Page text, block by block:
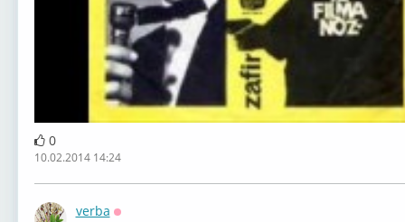
0
10.02.2014 14:24
verba